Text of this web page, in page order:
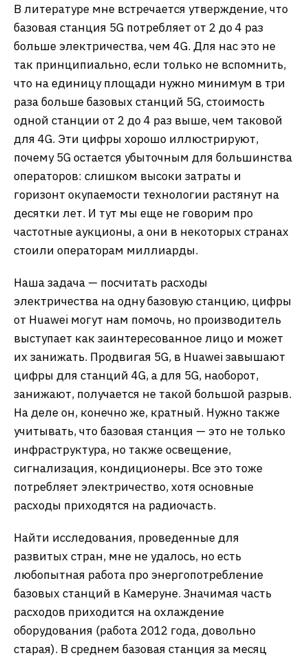
В литературе мне встречается утверждение, что
базовая станция 5G потребляет от 2 до 4 раз
больше электричества, чем 4G. Для нас это не
так принципиально, если только не вспомнить,
что на единицу площади нужно минимум в три
раза больше базовых станций 5G, стоимость
одной станции от 2 до 4 раз выше, чем таковой
для 4G. Эти цифры хорошо иллюстрируют,
почему 5G остается убыточным для большинства
операторов: слишком высоки затраты и
горизонт окупаемости технологии растянут на
десятки лет. И тут мы еще не говорим про
частотные аукционы, а они в некоторых странах
стоили операторам миллиарды.
Наша задача — посчитать расходы
электричества на одну базовую станцию, цифры
от Huawei могут нам помочь, но производитель
выступает как заинтересованное лицо и может
их занижать. Продвигая 5G, в Huawei завышают
цифры для станций 4G, а для 5G, наоборот,
занижают, получается не такой большой разрыв.
На деле он, конечно же, кратный. Нужно также
учитывать, что базовая станция — это не только
инфраструктура, но также освещение,
сигнализация, кондиционеры. Все это тоже
потребляет электричество, хотя основные
расходы приходятся на радиочасть.
Найти исследования, проведенные для
развитых стран, мне не удалось, но есть
любопытная работа про энергопотребление
базовых станций в Камеруне. Значимая часть
расходов приходится на охлаждение
оборудования (работа 2012 года, довольно
старая). В среднем базовая станция за месяц